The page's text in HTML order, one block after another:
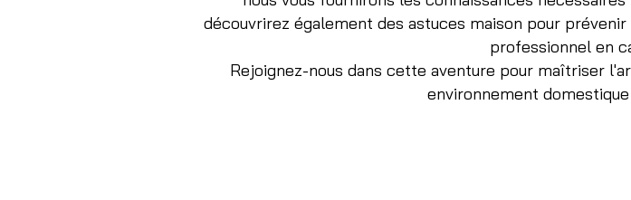
découvrirez également des astuces maison pour
professionnel en
Rejoignez-nous dans cette aventure pour maîtriser
environnement